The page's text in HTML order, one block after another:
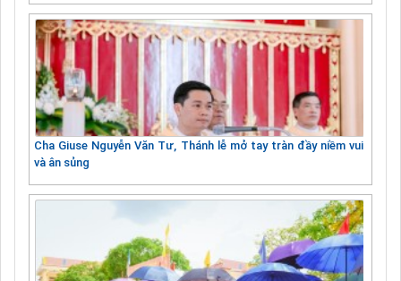
Cha Giuse Nguyễn Văn Tư, Thánh lễ mở tay tràn đầy niềm vui
và ân sủng